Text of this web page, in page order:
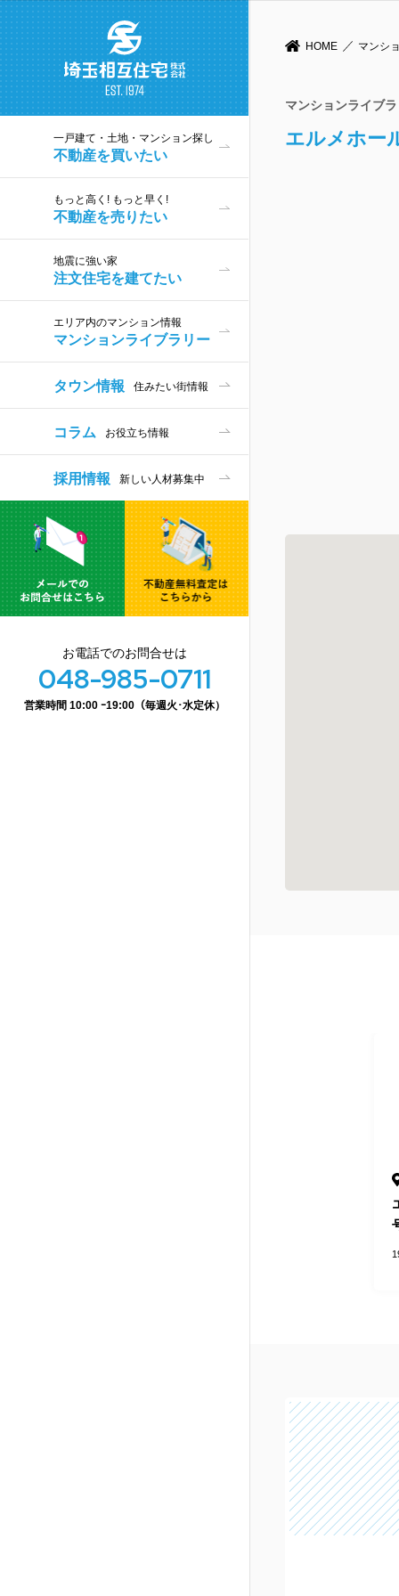
HOME マンシ
マンションライブ
エルメホー
一戸建て・土地・マンション探し
不動産を買いたい
もっと高く! もっと早く!
不動産を売りたい
地震に強い家
注文住宅を建てたい
エリア内のマンション情報
マンションライブラリー
住みたい街情報
タウン情報
お役立ち情報
コラム
新しい人材募集中
採用情報
お電話でのお問合せは
048-985-0711
営業時間 10:00 ｰ19:00（毎週火･水定休）